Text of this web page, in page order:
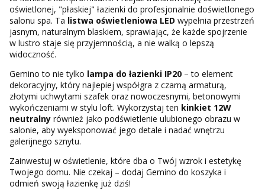
oświetlonej, "płaskiej" łazienki do profesjonalnie doświetlonego
salonu spa. Ta listwa oświetleniowa LED wypełnia przestrzeń
jasnym, naturalnym blaskiem, sprawiając, że każde spojrzenie
w lustro staje się przyjemnością, a nie walką o lepszą
widoczność.
Gemino to nie tylko lampa do łazienki IP20 – to element
dekoracyjny, który najlepiej współgra z czarną armaturą,
złotymi uchwytami szafek oraz nowoczesnymi, betonowymi
wykończeniami w stylu loft. Wykorzystaj ten kinkiet 12W
neutralny również jako podświetlenie ulubionego obrazu w
salonie, aby wyeksponować jego detale i nadać wnętrzu
galerijnego sznytu.
Zainwestuj w oświetlenie, które dba o Twój wzrok i estetykę
Twojego domu. Nie czekaj – dodaj Gemino do koszyka i
odmień swoją łazienkę już dziś!